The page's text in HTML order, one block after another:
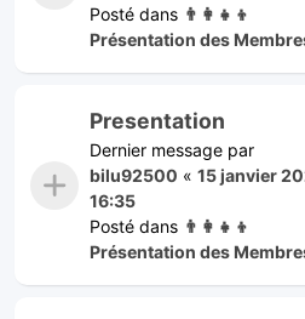
Posté dans 👨‍👩‍👧‍👦
Présentation des
Presentation
Dernier message par
bilu92500 « 15 janvier
16:35
Posté dans 👨‍👩‍👧‍👦
Présentation des